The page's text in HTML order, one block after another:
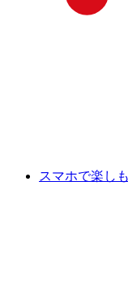
スマホで楽し